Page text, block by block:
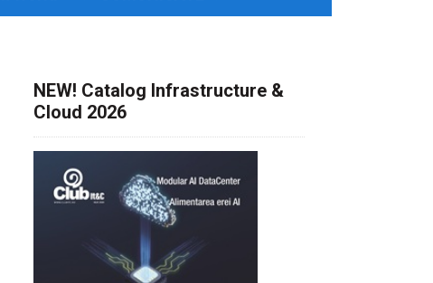
NEW! Catalog Infrastructure &
Cloud 2026